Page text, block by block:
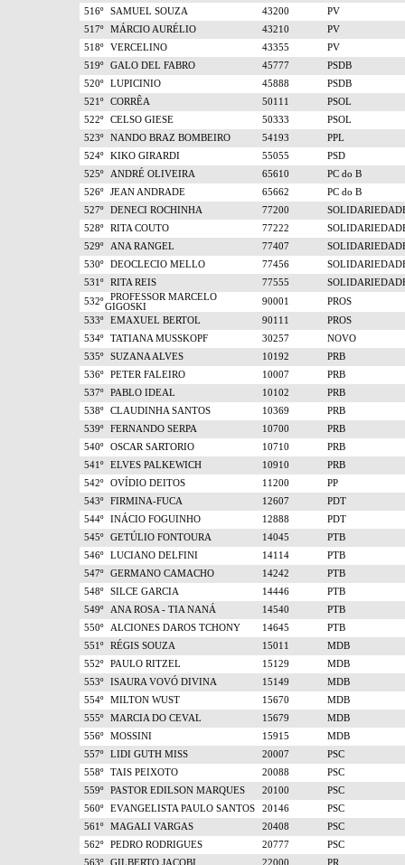
516º
SAMUEL SOUZA 43200
PV
517º
MÁRCIO AURÉLIO 43210
PV
518º
VERCELINO 43355
PV
519º
GALO DEL FABRO 45777
PSDB
520º
LUPICINIO 45888
PSDB
521º
CORRÊA 50111
PSOL
522º
CELSO GIESE 50333
PSOL
523º
NANDO BRAZ BOMBEIRO 54193
PPL
524º
KIKO GIRARDI 55055
PSD
525º
ANDRÉ OLIVEIRA 65610
PC do B
526º
JEAN ANDRADE 65662
PC do B
527º
DENECI ROCHINHA 77200
528º
RITA COUTO 77222
529º
ANA RANGEL 77407
530º
DEOCLECIO MELLO 77456
531º
RITA REIS 77555
532º
PROFESSOR MARCELO
GIGOSKI
90001
PROS
533º
EMAXUEL BERTOL 90111
PROS
534º
TATIANA MUSSKOPF 30257
NOVO
535º
SUZANA ALVES 10192
PRB
536º
PETER FALEIRO 10007
PRB
537º
PABLO IDEAL 10102
PRB
538º
CLAUDINHA SANTOS 10369
PRB
539º
FERNANDO SERPA 10700
PRB
540º
OSCAR SARTORIO 10710
PRB
541º
ELVES PALKEWICH 10910
PRB
542º
OVÍDIO DEITOS 11200
PP
543º
FIRMINA-FUCA 12607
PDT
544º
INÁCIO FOGUINHO 12888
PDT
545º
GETÚLIO FONTOURA 14045
PTB
546º
LUCIANO DELFINI 14114
PTB
547º
GERMANO CAMACHO 14242
PTB
548º
SILCE GARCIA 14446
PTB
549º
ANA ROSA - TIA NANÁ 14540
PTB
550º
ALCIONES DAROS TCHONY 14645
PTB
551º
RÉGIS SOUZA 15011
MDB
552º
PAULO RITZEL 15129
MDB
553º
ISAURA VOVÓ DIVINA 15149
MDB
554º
MILTON WUST 15670
MDB
555º
MARCIA DO CEVAL 15679
MDB
556º
MOSSINI 15915
MDB
557º
LIDI GUTH MISS 20007
PSC
558º
TAIS PEIXOTO 20088
PSC
559º
PASTOR EDILSON MARQUES 20100
PSC
560º
EVANGELISTA PAULO SANTOS 20146
PSC
561º
MAGALI VARGAS 20408
PSC
562º
PEDRO RODRIGUES 20777
PSC
563º
GILBERTO JACOBI 22000
PR